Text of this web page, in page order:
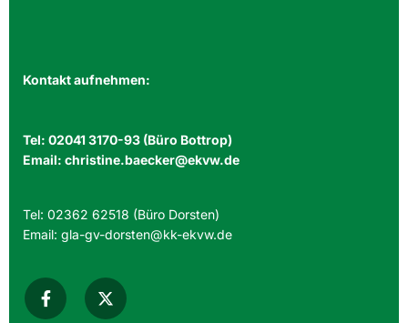
Kontakt aufnehmen:
Tel: 02041 3170-93 (Büro Bottrop)
Email: christine.baecker@ekvw.de
Tel: 02362 62518 (Büro Dorsten)
Email: gla-gv-dorsten@kk-ekvw.de